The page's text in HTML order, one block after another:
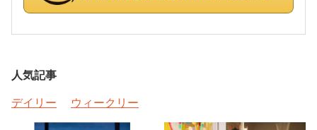
人気記事
デイリー
ウィークリー